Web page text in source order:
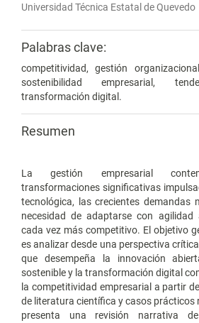
Universidad Técnica Estatal de Quevedo
Palabras clave:
competitividad, gestión
sostenibilidad empresarial,
transformación digital.
Resumen
La gestión empresarial
transformaciones significativas
tecnológica, las crecientes demandas
necesidad de adaptarse con agilidad
cada vez más competitivo. El objetivo
es analizar desde una perspectiva
que desempeña la innovación
sostenible y la transformación digital
la competitividad empresarial a partir
de literatura científica y casos prácticos
presenta una revisión narrativa